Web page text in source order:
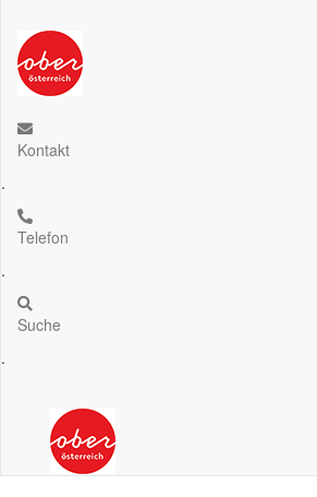
Kontakt
.
Telefon
.
Suche
.